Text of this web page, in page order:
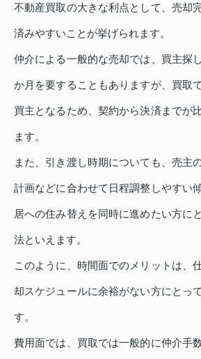
不動産買取の大きな利点として、売却
済みやすいことが挙げられます。
仲介による一般的な売却では、買主探
か月を要することもありますが、買取
買主となるため、契約から決済までが
ます。
また、引き渡し時期についても、売主
計画などに合わせて日程調整しやすい
居への住み替えを同時に進めたい方に
法といえます。
このように、時間面でのメリットは、
却スケジュールに余裕がない方にとっ
す。
費用面では、買取では一般的に仲介手